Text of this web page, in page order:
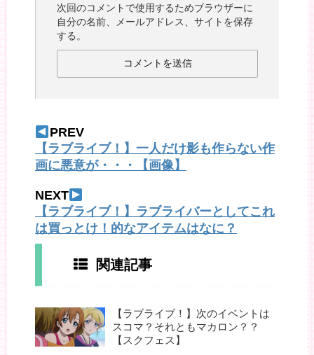
次回のコメントで使用するためブラウザーに
自分の名前、メールアドレス、サイトを保存
する。
PREV
【ラブライブ！】一人だけ影も作らない作
画に悪意が・・・【画像】
NEXT
【ラブライブ！】ラブライバーとしてこれ
は買っとけ！的なアイテムはなに？
関連記事
【ラブライブ！】次のイベントは
スコマ？それともマカロン？？
【スクフェス】